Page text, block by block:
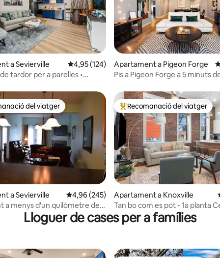
d'un total de 5; 103 avaluacions
a Sevierville 4,95 de puntuació mitjana d'un total de 5; 124
4,95 (124)
tardor per a parelles •
Apartament a Pigeon Forge
Pis a Pigeon Forge a 5 minuts
d'un total de 5; 163 avaluacions
recomanacions dels viatgers
del viatger
a Sevierville 4,96 de puntuació mitjana d'un total de 5; 245
4,96 (245)
a menys d'un quilòmetre de
Principals recomanacions dels
Recomanació del viatger
Apartament a Knoxville
Tan bo com es pot - 1a planta
KNX
Lloguer de cases per a famílies